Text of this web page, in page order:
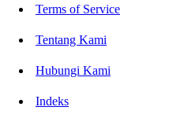
Terms of Service
Tentang Kami
Hubungi Kami
Indeks